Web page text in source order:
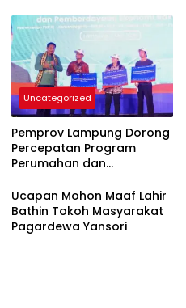
Uncategorized
Pemprov Lampung Dorong
Percepatan Program
Perumahan dan
Rakyat
Ucapan Mohon Maaf Lahir
Bathin Tokoh Masyarakat
Pagardewa Yansori